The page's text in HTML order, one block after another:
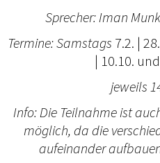
Sprecher: Iman
Termine: Samstags 7.2. |
| 10.10.
jeweils
Info: Die Teilnahme ist
möglich, da die
aufeinander